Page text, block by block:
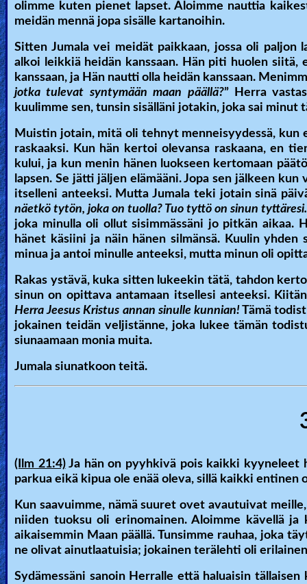
olimme kuten pienet lapset. Aloimme nauttia
meidän mennä jopa sisälle kartanoihin.
Sitten Jumala vei meidät paikkaan, jossa oli paljon
alkoi leikkiä heidän kanssaan. Hän piti huolen
kanssaan, ja Hän nautti olla heidän kanssaan.
jotka tulevat syntymään maan päällä?” Herra
kuulimme sen, tunsin sisälläni jotakin, joka sai minut
Muistin jotain, mitä oli tehnyt menneisyydessä, kun
raskaaksi. Kun hän kertoi olevansa raskaana, en
kului, ja kun menin hänen luokseen kertomaan
lapsen. Se jätti jäljen elämääni. Jopa sen jälkeen
itselleni anteeksi. Mutta Jumala teki jotain sinä
näetkö tytön, joka on tuolla? Tuo tyttö on sinun tyttäresi.
joka minulla oli ollut sisimmässäni jo pitkän aikaa.
hänet käsiini ja näin hänen silmänsä. Kuulin yhden
minua ja antoi minulle anteeksi, mutta minun oli
Rakas ystävä, kuka sitten lukeekin tätä, tahdon
sinun on opittava antamaan itsellesi anteeksi.
Herra Jeesus Kristus annan sinulle kunnian! Tämä
jokainen teidän veljistänne, joka lukee tämän
siunaamaan monia muita.
Jumala siunatkoon teitä.
(Ilm 21:4)Ja hän on pyyhkivä pois kaikki kyyneleet
parkua eikä kipua ole enää oleva, sillä kaikki entinen
Kun saavuimme, nämä suuret ovet avautuivat
niiden tuoksu oli erinomainen. Aloimme kävellä
aikaisemmin Maan päällä. Tunsimme rauhaa, joka
ne olivat ainutlaatuisia; jokainen terälehti oli
Sydämessäni sanoin Herralle että haluaisin